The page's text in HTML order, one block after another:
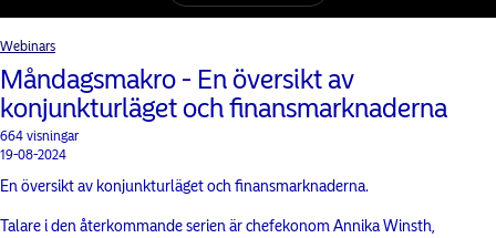
Webinars
Måndagsmakro - En översikt av
konjunkturläget och finansmarknaderna
664 visningar
19-08-2024
En översikt av konjunkturläget och finansmarknaderna.
Talare i den återkommande serien är chefekonom Annika Winsth,